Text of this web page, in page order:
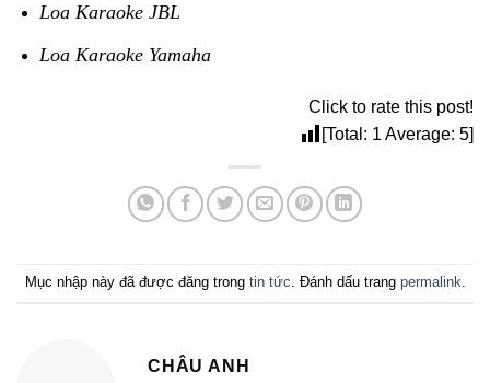
Loa Karaoke JBL
Loa Karaoke Yamaha
Click to rate this post!
[Total: 1Average: 5
Mục nhập này đã được đăng trong tin tức. Đánh dấu trang permalink.
CHÂU ANH